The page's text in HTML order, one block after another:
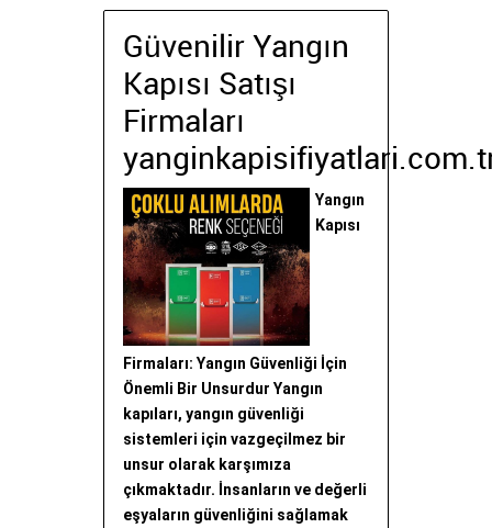
Güvenilir Yangın
Kapısı Satışı
Firmaları
Yangın
Kapısı
Firmaları: Yangın Güvenliği İçin
Önemli Bir Unsurdur Yangın
kapıları, yangın güvenliği
sistemleri için vazgeçilmez bir
unsur olarak karşımıza
çıkmaktadır. İnsanların ve değerli
eşyaların güvenliğini sağlamak